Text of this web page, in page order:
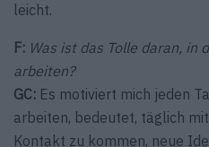
leicht.
F: Was ist das Tolle daran, in
arbeiten?
GC: Es motiviert mich jeden
arbeiten, bedeutet, täglich
Kontakt zu kommen, neue